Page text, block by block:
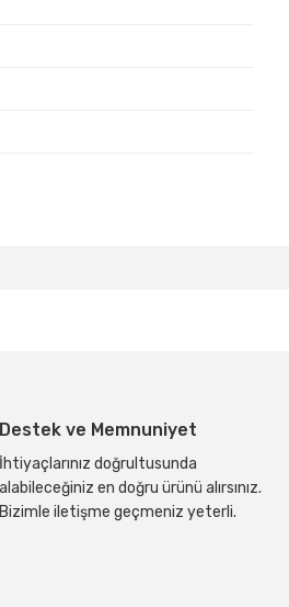
Destek ve Memnuniyet
İhtiyaçlarınız doğrultusunda
alabileceğiniz en doğru ürünü alırsınız.
Bizimle iletişme geçmeniz yeterli.